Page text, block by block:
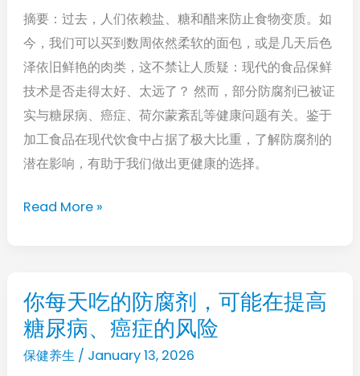
与
失
智
密
切
相
关
摘要：过去，人们依赖盐、糖和醋来防止食物变质。如
今，我们可以买到数周依然柔软的面包，或是几天后色
泽依旧鲜艳的肉类，这不禁让人质疑：现代的食品保鲜
技术是否走得太好、太远了？ 然而，部分防腐剂已被证
实与糖尿病、癌症、荷尔蒙紊乱等健康问题有关。鉴于
加工食品在现代饮食中占据了极大比重，了解防腐剂的
潜在影响，有助于我们做出更健康的选择。
的
防
腐
剂，
可
能
在
糖
升
高，
产
Read More »
你每天吃的防腐剂，可能在提高
糖尿病、癌症的风险
保健养生 / January 13, 2026
你
每
天